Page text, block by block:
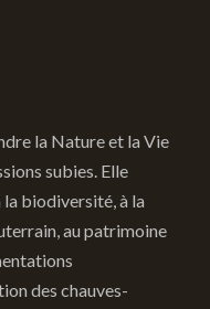
la Nature et la Vie
subies. Elle
biodiversité, à la
au patrimoine
des chauves-